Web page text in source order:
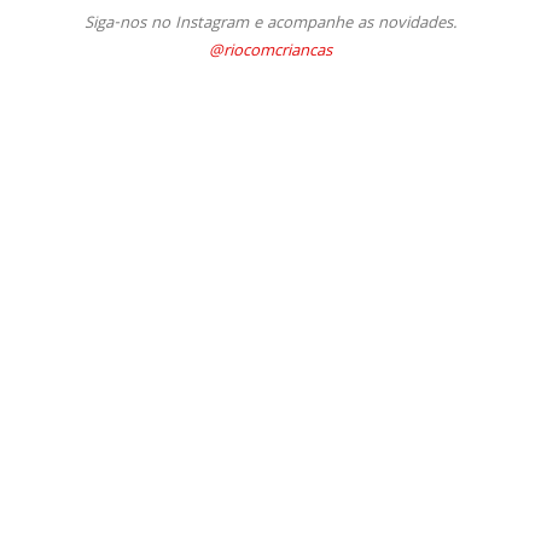
Siga-nos no Instagram e acompanhe as novidades.
@riocomcriancas